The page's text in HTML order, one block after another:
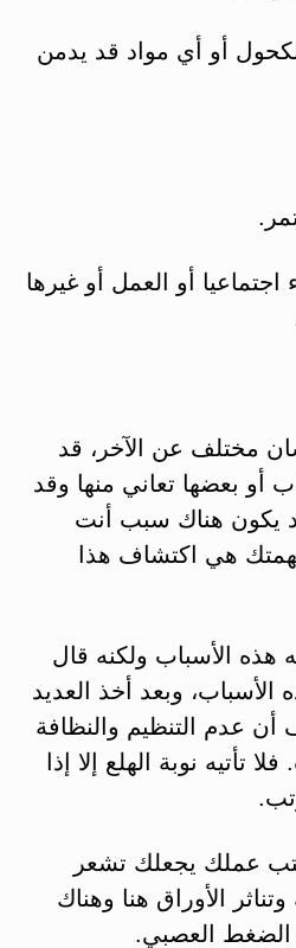
أو أي مواد قد يدمن
أو العمل أو غيرها
مختلف عن الآخر، قد
أو بعضها تعاني منها وقد
يكون هناك سبب أنت
هي اكتشاف هذا
الأسباب ولكنه قال
الأسباب، وبعد أخذ العديد
عدم التنظيم والنظافة
نوبة الهلع إلا إذا
عملك يجعلك تشعر
الأوراق هنا وهناك
الضغط العصبي.